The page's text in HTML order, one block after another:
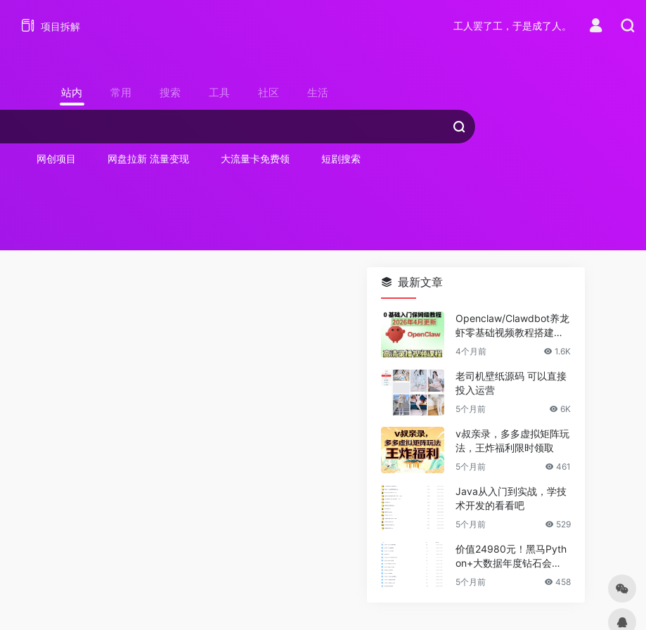
项目拆解 工人罢了工，于是成了人。
站内 常用 搜索 工具 社区 生活
网创项目 网盘拉新 流量变现 大流量卡免费领 短剧搜索
最新文章
Openclaw/Clawdbot养龙
虾零基础视频教程搭建课A
I智能体本地部署
4个月前 1.6K
老司机壁纸源码 可以直接
投入运营
5个月前 6K
v叔亲录，多多虚拟矩阵玩
法，王炸福利限时领取
5个月前 461
Java从入门到实战，学技
术开发的看看吧
5个月前 529
价值24980元！黑马Pyth
on+大数据年度钻石会
员，14阶段完结无密
5个月前 458